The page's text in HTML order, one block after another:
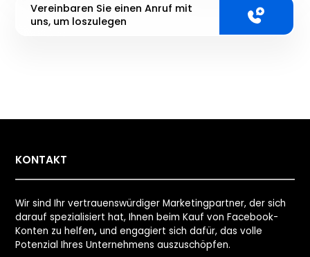
Vereinbaren Sie einen Anruf mit
uns, um loszulegen
KONTAKT
Wir sind Ihr vertrauenswürdiger Marketingpartner, der sich
darauf spezialisiert hat, Ihnen beim Kauf von Facebook-
Konten zu helfen, und engagiert sich dafür, das volle
Potenzial Ihres Unternehmens auszuschöpfen.